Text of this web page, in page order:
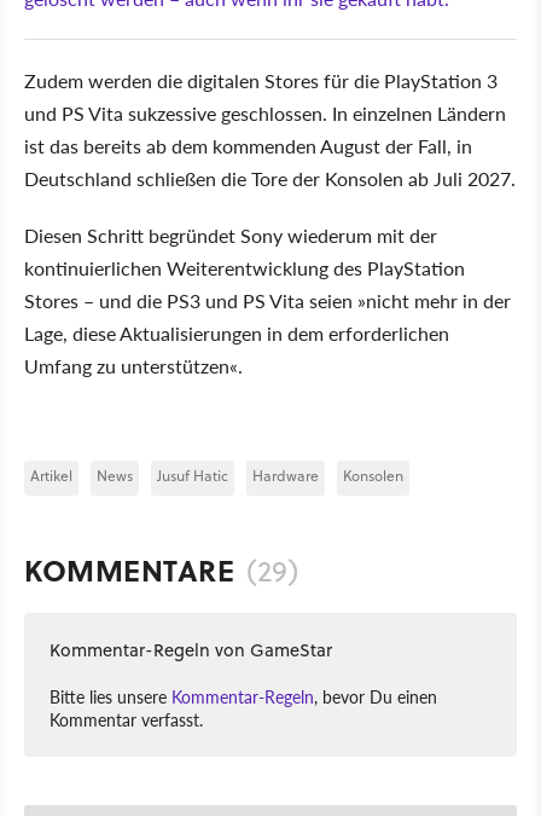
Zudem werden die digitalen Stores für die PlayStation 3
und PS Vita sukzessive geschlossen. In einzelnen Ländern
ist das bereits ab dem kommenden August der Fall, in
Deutschland schließen die Tore der Konsolen ab Juli 2027.
Diesen Schritt begründet Sony wiederum mit der
kontinuierlichen Weiterentwicklung des PlayStation
Stores – und die PS3 und PS Vita seien »nicht mehr in der
Lage, diese Aktualisierungen in dem erforderlichen
Umfang zu unterstützen«.
Artikel News Jusuf Hatic Hardware Konsolen
KOMMENTARE (29)
Kommentar-Regeln von GameStar
Bitte lies unsere Kommentar-Regeln, bevor Du einen
Kommentar verfasst.